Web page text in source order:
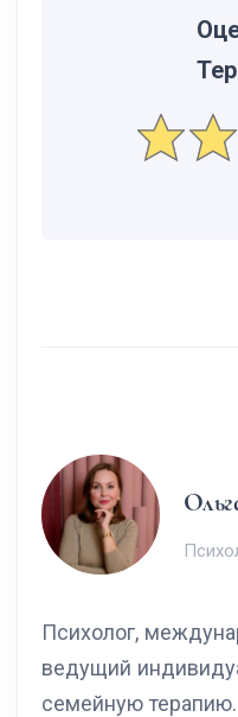
Психолог,
ведущий
семейную